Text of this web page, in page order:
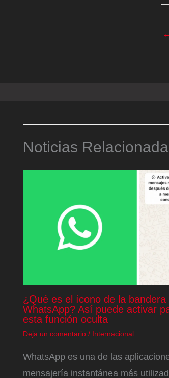
Noticias
¿Qué es el ícono de la bandera
WhatsApp? Así puede activar
esta función oculta
Deja un comentario / Internacional
WhatsApp es una de las
mensajería instantánea más